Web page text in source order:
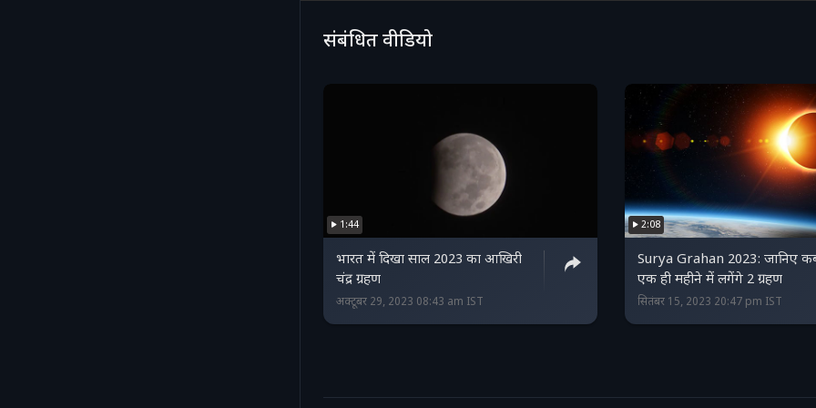
संबंधित वीडियो
1:44
भारत में दिखा साल 2023 का आखिरी
चंद्र ग्रहण
अक्टूबर 29, 2023 08:43 am IST
2:08
Surya Grahan 2023: जानिए
एक ही महीने में लगेंगे 2 ग्रहण
सितंबर 15, 2023 20:47 pm IST